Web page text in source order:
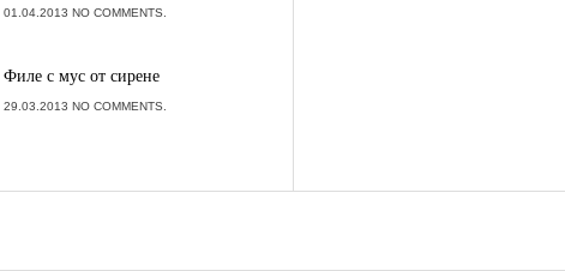
01.04.2013 NO COMMENTS.
Филе с мус от сирене
29.03.2013 NO COMMENTS.